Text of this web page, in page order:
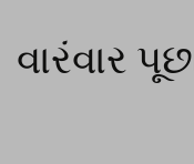
વારંવાર